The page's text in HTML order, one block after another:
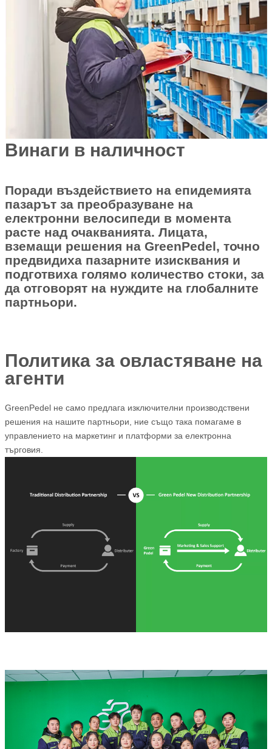
Винаги в наличност
Поради въздействието на епидемията
пазарът за преобразуване на
електронни велосипеди в момента
расте над очакванията. Лицата,
вземащи решения на GreenPedel, точно
предвидиха пазарните изисквания и
подготвиха голямо количество стоки, за
да отговорят на нуждите на глобалните
партньори.
Политика за овластяване на
агенти
GreenPedel не само предлага изключителни производствени
решения на нашите партньори, ние също така помагаме в
управлението на маркетинг и платформи за електронна
търговия.